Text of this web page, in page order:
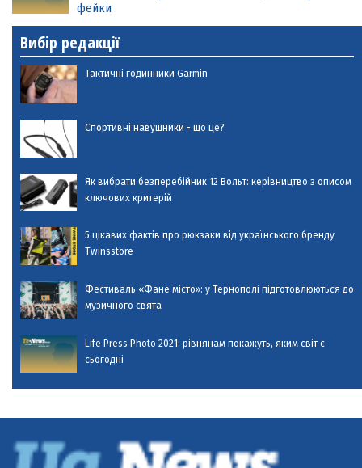
фейки
Вибір редакції
Тактичні годинники Garmin
Спортивні навушники - що це?
Як вибрати безперебійник 12 Вольт: керівництво з описом
ключових критерій
5 цікавих фактів про рюкзаки від українського бренду
Twinsstore
Фестиваль «Фане місто»: у Тернополі підготовлюються до
музичного свята
Life Press Photo 2021: рівнянам покажуть, яким світ є
сьогодні